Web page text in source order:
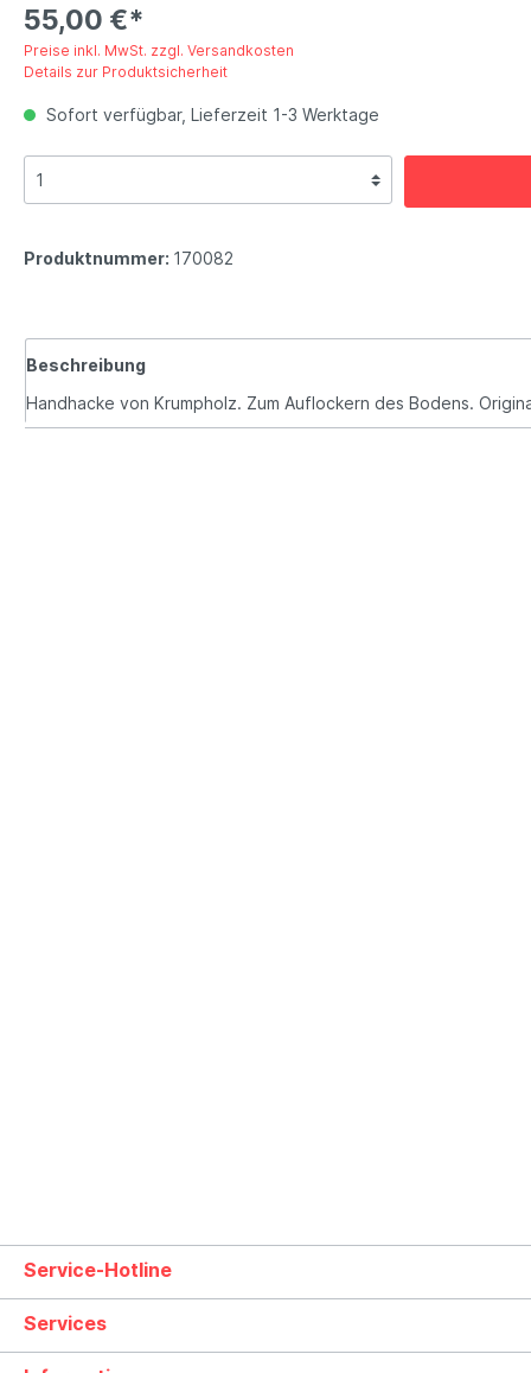
55,00 €*
Preise inkl. MwSt. zzgl. Versandkosten
Details zur Produktsicherheit
Sofort verfügbar, Lieferzeit 1-3 Werktage
Produktnummer: 170082
Beschreibung
Handhacke von Krumpholz. Zum Auflockern des Bodens.
Service-Hotline
Services